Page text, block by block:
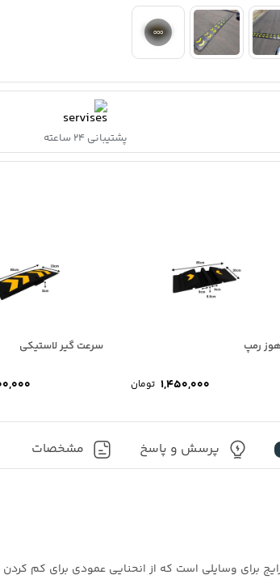
پشتیبانی ۲۴ ساعته
هوز رمپ
1,450,000 تومان
سرعت گیر لاستیکی
پرسش و پاسخ مشخصات
برای وسایلی است که از انحنایی عمودی برای کم